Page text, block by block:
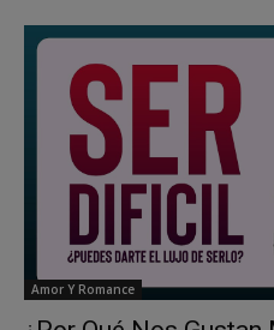
Amor Y Romance